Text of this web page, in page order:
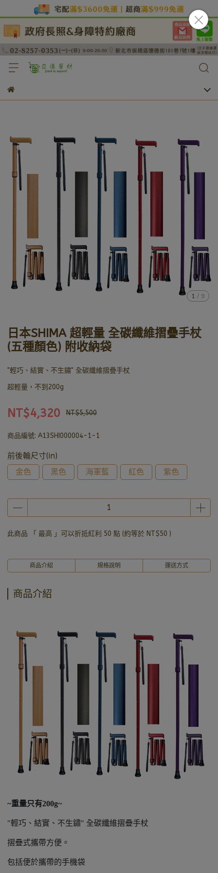
1 / 9
日本SHIMA 超輕量 全碳纖維摺疊手杖
(五種顏色) 附收納袋
"輕巧、結實、不生鏽" 全碳纖維摺疊手杖
超輕量，不到200g
NT$4,320 NT$5,500
商品編號: A13SHI000004-1-1
前後輪尺寸(in)
金色
黑色 海軍藍 紅色 紫色
此商品 「 最高 」可以折抵紅利 50 點 (約等於 NT$50 )
商品介紹 規格說明 運送方式
商品介紹
~重量只有200g~
"輕巧、結實、不生鏽" 全碳纖維摺疊手杖
摺疊式攜帶方便。
包括便於攜帶的手機袋